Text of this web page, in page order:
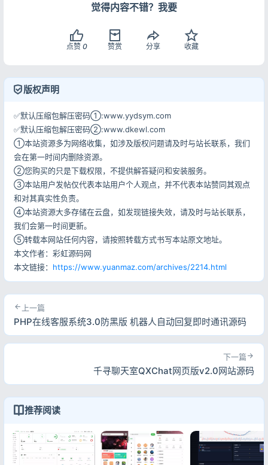
觉得内容不错？我要
点赞 0 赞赏 分享 收藏
版权声明
✅默认压缩包解压密码①:www.yydsym.com
✅默认压缩包解压密码②:www.dkewl.com
①本站资源多为网络收集，如涉及版权问题请及时与站长联系，我们
会在第一时间内删除资源。
②您购买的只是下载权限，不提供解答疑问和安装服务。
③本站用户发帖仅代表本站用户个人观点，并不代表本站赞同其观点
和对其真实性负责。
④本站资源大多存储在云盘，如发现链接失效，请及时与站长联系，
我们会第一时间更新。
⑤转载本网站任何内容，请按照转载方式书写本站原文地址。
本文作者：彩虹源码网
本文链接： https://www.yuanmaz.com/archives/2214.html
上一篇
PHP在线客服系统3.0防黑版 机器人自动回复即时通讯源码
下一篇
千寻聊天室QXChat网页版v2.0网站源码
推荐阅读
没有账号？立即注册
记住登录
登录
用户协议 隐私政策